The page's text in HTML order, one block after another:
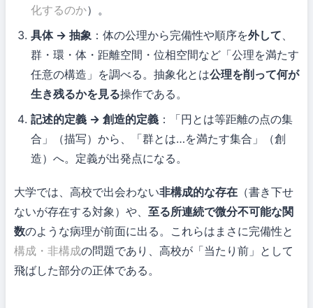
化するのか）。
具体 → 抽象 ：体の公理から完備性や順序を外して、
群・環・体・距離空間・位相空間など「公理を満たす
任意の構造」を調べる。抽象化とは公理を削って何が
生き残るかを見る操作である。
記述的定義 → 創造的定義 ：「円とは等距離の点の集
合」（描写）から、「群とは…を満たす集合」（創
造）へ。定義が出発点になる。
大学では、高校で出会わない非構成的な存在 （書き下せ
ないが存在する対象）や、 至る所連続で微分不可能な関
数のような病理が前面に出る。これらはまさに完備性と
構成・非構成の問題であり、高校が「当たり前」として
飛ばした部分の正体である。